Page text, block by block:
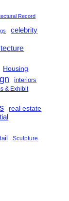
Record
celebrity
Housing
interiors
& Exhibit
real estate
Sculpture